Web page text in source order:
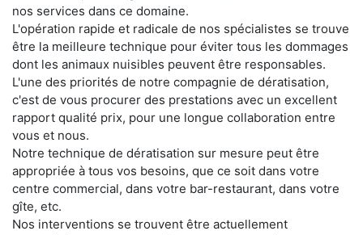
nos services dans ce domaine.
L'opération rapide et radicale de nos spécialistes se trouve
être la meilleure technique pour éviter tous les dommages
dont les animaux nuisibles peuvent être responsables.
L'une des priorités de notre compagnie de dératisation,
c'est de vous procurer des prestations avec un excellent
rapport qualité prix, pour une longue collaboration entre
vous et nous.
Notre technique de dératisation sur mesure peut être
appropriée à tous vos besoins, que ce soit dans votre
centre commercial, dans votre bar-restaurant, dans votre
gîte, etc.
Nos interventions se trouvent être actuellement